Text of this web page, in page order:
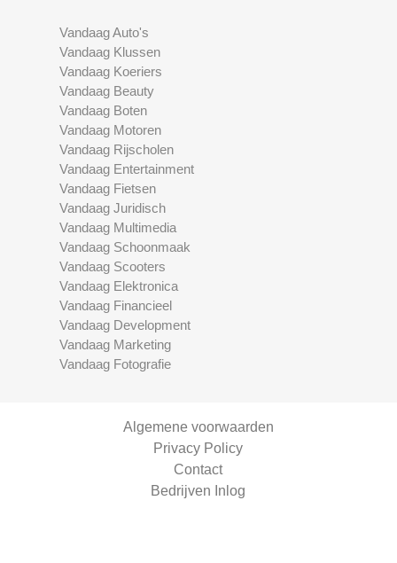
Vandaag Auto's
Vandaag Klussen
Vandaag Koeriers
Vandaag Beauty
Vandaag Boten
Vandaag Motoren
Vandaag Rijscholen
Vandaag Entertainment
Vandaag Fietsen
Vandaag Juridisch
Vandaag Multimedia
Vandaag Schoonmaak
Vandaag Scooters
Vandaag Elektronica
Vandaag Financieel
Vandaag Development
Vandaag Marketing
Vandaag Fotografie
Algemene voorwaarden
Privacy Policy
Contact
Bedrijven Inlog